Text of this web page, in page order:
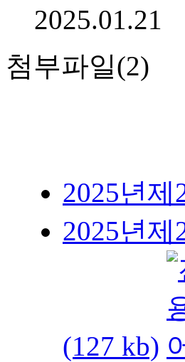
2025.01.21
첨부파일(2)
2025년제
2025년
(127 kb)